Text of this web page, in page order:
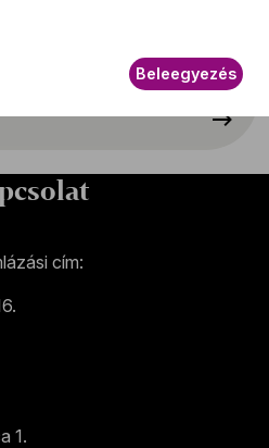
cím:
1.
Beleegyezés